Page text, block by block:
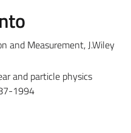
and Measurement, J.Wiley
and particle physics
1994